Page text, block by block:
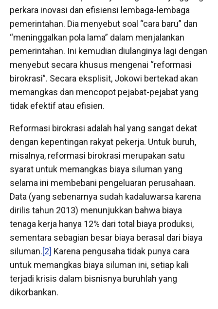
perkara inovasi dan efisiensi lembaga-lembaga
pemerintahan. Dia menyebut soal “cara baru” dan
“meninggalkan pola lama” dalam menjalankan
pemerintahan. Ini kemudian diulanginya lagi dengan
menyebut secara khusus mengenai “reformasi
birokrasi”. Secara eksplisit, Jokowi bertekad akan
memangkas dan mencopot pejabat-pejabat yang
tidak efektif atau efisien.
Reformasi birokrasi adalah hal yang sangat dekat
dengan kepentingan rakyat pekerja. Untuk buruh,
misalnya, reformasi birokrasi merupakan satu
syarat untuk memangkas biaya siluman yang
selama ini membebani pengeluaran perusahaan.
Data (yang sebenarnya sudah kadaluwarsa karena
dirilis tahun 2013) menunjukkan bahwa biaya
tenaga kerja hanya 12% dari total biaya produksi,
sementara sebagian besar biaya berasal dari biaya
siluman.[2] Karena pengusaha tidak punya cara
untuk memangkas biaya siluman ini, setiap kali
terjadi krisis dalam bisnisnya buruhlah yang
dikorbankan.